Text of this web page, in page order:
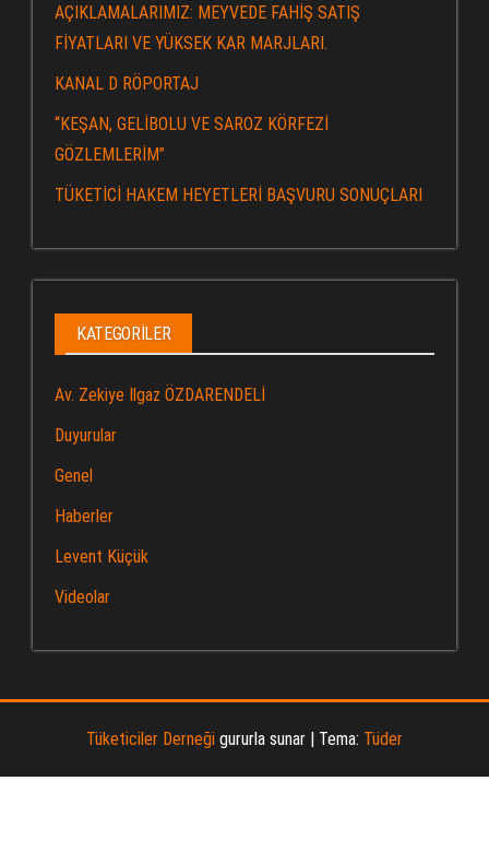
AÇIKLAMALARIMIZ: MEYVEDE FAHİŞ SATIŞ
FİYATLARI VE YÜKSEK KAR MARJLARI.
KANAL D RÖPORTAJ
“KEŞAN, GELİBOLU VE SAROZ KÖRFEZİ
GÖZLEMLERİM”
TÜKETİCİ HAKEM HEYETLERİ BAŞVURU SONUÇLARI
KATEGORILER
Av. Zekiye Ilgaz ÖZDARENDELİ
Duyurular
Genel
Haberler
Levent Küçük
Videolar
Tüketiciler Derneği gururla sunar | Tema: Tüder